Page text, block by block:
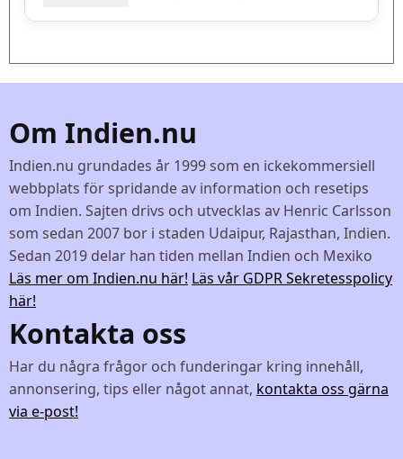
Om Indien.nu
Indien.nu grundades år 1999 som en ickekommersiell
webbplats för spridande av information och resetips
om Indien. Sajten drivs och utvecklas av Henric Carlsson
som sedan 2007 bor i staden Udaipur, Rajasthan, Indien.
Sedan 2019 delar han tiden mellan Indien och Mexiko
Läs mer om Indien.nu här! Läs vår GDPR Sekretesspolicy
här!
Kontakta oss
Har du några frågor och funderingar kring innehåll,
annonsering, tips eller något annat, kontakta oss gärna
via e-post!